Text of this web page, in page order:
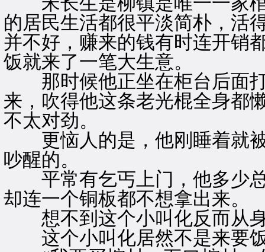
的居民生活都很平淡简朴，活
并不好，赚来的钱有时连开销
饭就来了一笔大生意。
那时候他正坐在柜台后面打
来，吹得他这条老光棍全身都
不太对劲。
更恼人的是，他刚睡着就被
吵醒的。
平常有乞丐上门，他多少总
却连一个铜板都不想拿出来。
想不到这个小叫化反而从身
这个小叫化居然不是来要